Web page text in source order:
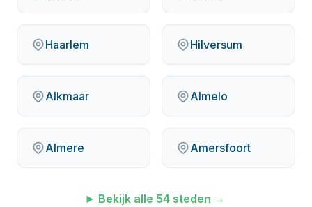
Haarlem Hilversum
Alkmaar Almelo
Almere Amersfoort
Bekijk alle 54 steden →